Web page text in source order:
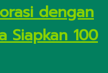
dengan
Siapkan 100